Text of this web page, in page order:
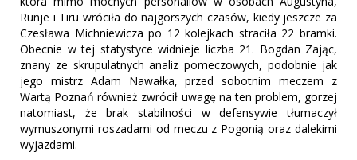
Runje i Tiru wróciła do najgorszych czasów, kiedy jeszcze za
Czesława Michniewicza po 12 kolejkach straciła 22 bramki.
Obecnie w tej statystyce widnieje liczba 21. Bogdan Zając,
znany ze skrupulatnych analiz pomeczowych, podobnie jak
jego mistrz Adam Nawałka, przed sobotnim meczem z
Wartą Poznań również zwrócił uwagę na ten problem, gorzej
natomiast, że brak stabilności w defensywie tłumaczył
wymuszonymi roszadami od meczu z Pogonią oraz dalekimi
wyjazdami.